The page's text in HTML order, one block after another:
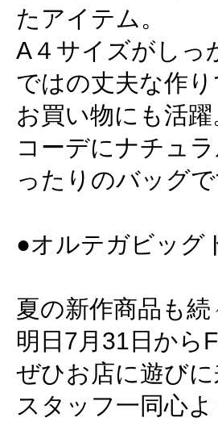
たアイテム。
A４サイズがしっ
ではの丈夫な作
お買い物にも活躍
コーデにナチュ
ったりのバッグで
●オルテガビ
夏の新作商品も続
明日7月31日か
ぜひお店に遊び
スタッフ一同心